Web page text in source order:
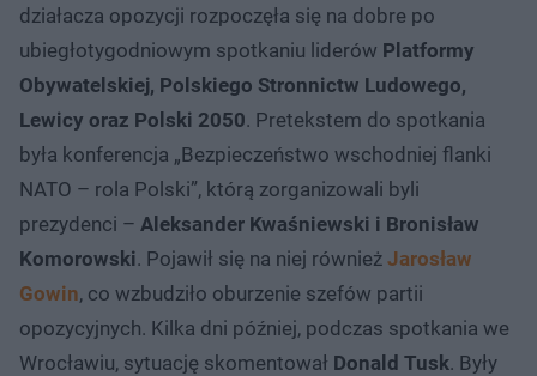
działacza opozycji rozpoczęła się na dobre po
ubiegłotygodniowym spotkaniu liderów Platformy
Obywatelskiej, Polskiego Stronnictw Ludowego,
Lewicy oraz Polski 2050. Pretekstem do spotkania
była konferencja „Bezpieczeństwo wschodniej flanki
NATO – rola Polski”, którą zorganizowali byli
prezydenci – Aleksander Kwaśniewski i Bronisław
Komorowski. Pojawił się na niej również Jarosław
Gowin, co wzbudziło oburzenie szefów partii
opozycyjnych. Kilka dni później, podczas spotkania we
Wrocławiu, sytuację skomentował Donald Tusk. Były